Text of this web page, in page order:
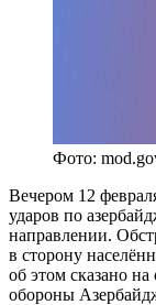
Фото:
Вечером 12
ударов по
направлении.
в сторону
об этом сказано
обороны